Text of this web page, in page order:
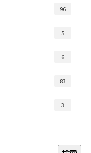
96
5
6
83
3